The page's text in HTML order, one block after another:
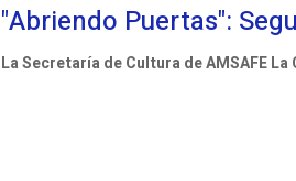
"Abriendo Puertas":
La Secretaría de Cultura de AMSAFE